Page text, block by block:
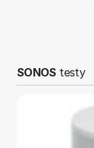
SONOS testy